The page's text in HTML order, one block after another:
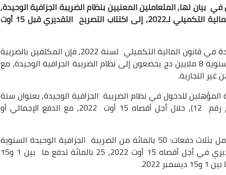
في بيان لها, المتعاملين المعنيين بنظام الضريبة الجزافية الوحيدة,
والذي أدرج عليه تعديلات بموجب قانون المالية التكميلي لـ2022, إلى اكتتاب التصريح التقديري قبل 15 أوت
وأوضح البيان أنه وفقا للتدابير الجديدة الواردة في قانون المالية التكميلي لسنة 2022, فإن المكلفين بالضريبة
الذين لا يتجاوز مبلغ مداخليهم المهنية السنوية 8 ملايين دج يخضعون إلى نظام الضريبة الجزافية الوحيدة, مع
التجارية.
المؤهلين للدخول في نظام الضريبة الجزافية الوحيدة, بعنوان سنة
2022, اكتتاب التصريح التقديري (سلسلة ج رقم 12), خلال أجل أقصاه 15 أوت 2022, مع الدفع الإجمالي أو
وفي حالة التقسيط, يمكن أن يقوم المتعامل بثلاث دفعات: 50 بالمائة من الضريبة الجزافية الوحيدة السنوية
المستحقة, تدفع عند اكتتاب التصريح التقديري في أجل أقصاه 15 أوت 2022, 25 بالمائة تدفع ما بين 1 و15